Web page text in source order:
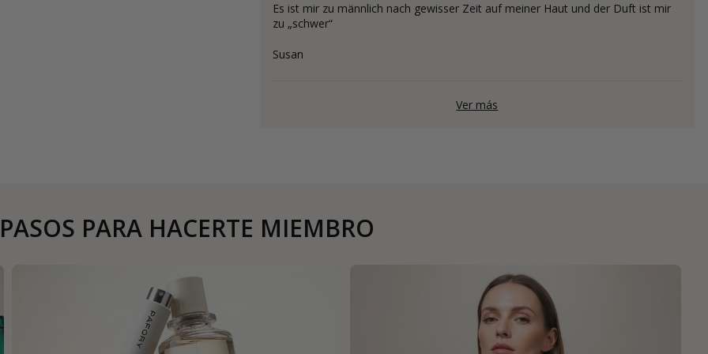
Es ist mir zu männlich nach gewisser Zeit auf meiner Haut und der Duft ist mir
zu „schwer“
Susan
Ver más
PARA HACERTE MIEMBRO